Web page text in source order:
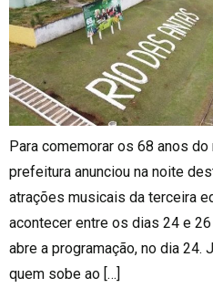
Para comemorar os 68 anos
prefeitura anunciou na noite
atrações musicais da terceira
acontecer entre os dias 24 e
abre a programação, no dia 24.
quem sobe ao […]